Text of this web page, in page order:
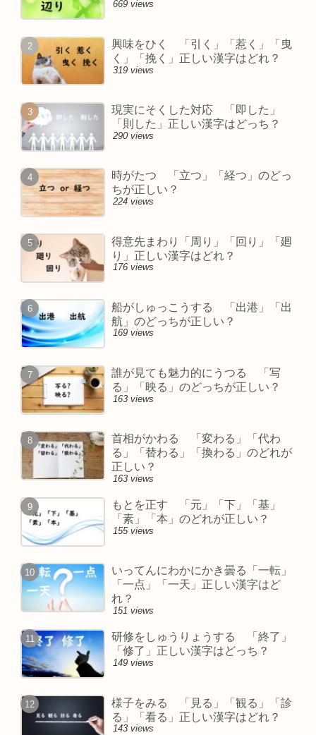
669 views
興味をひく 「引く」「惹く」「曳
く」「挽く」正しい漢字はどれ？
319 views
現実にそくした対応 「即した」
「則した」正しい漢字はどっち？
290 views
時がたつ 「立つ」「経つ」のどっ
ちが正しい？
224 views
得意先まわり「周り」「回り」「廻
り」正しい漢字はどれ？
176 views
船がしゅっこうする 「出港」「出
航」のどっちが正しい？
169 views
誰が見ても魅力的にうつる 「写
る」「映る」のどっちが正しい？
163 views
首相がかわる 「変わる」「代わ
る」「替わる」「換わる」のどれが
正しい？
163 views
もとを正す 「元」「下」「基」
「素」「本」のどれが正しい？
155 views
いってんにわかにかき曇る「一転」
「一点」「一天」正しい漢字はど
れ？
151 views
研修をしゅうりょうする 「終了」
「修了」正しい漢字はどっち？
149 views
様子をみる 「見る」「観る」「診
る」「看る」正しい漢字はどれ？
143 views